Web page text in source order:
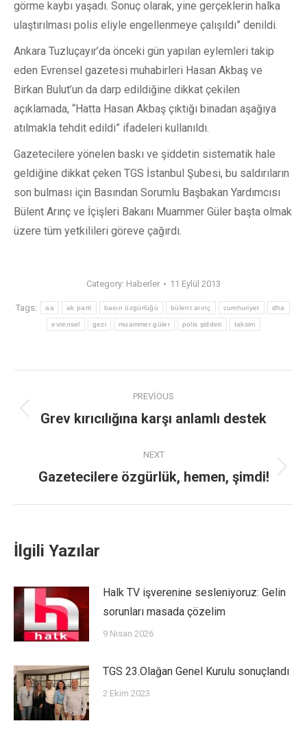
görme kaybı yaşadı. Sonuç olarak, yine gerçeklerin halka
ulaştırılması polis eliyle engellenmeye çalışıldı” denildi.
Ankara Tuzluçayır’da önceki gün yapılan eylemleri takip
eden Evrensel gazetesi muhabirleri Hasan Akbaş ve
Birkan Bulut’un da darp edildiğine dikkat çekilen
açıklamada, “Hatta Hasan Akbaş çıktığı binadan aşağıya
atılmakla tehdit edildi” ifadeleri kullanıldı.
Gazetecilere yönelen baskı ve şiddetin sistematik hale
geldiğine dikkat çeken TGS İstanbul Şubesi, bu saldırıların
son bulması için Basından Sorumlu Başbakan Yardımcısı
Bülent Arınç ve İçişleri Bakanı Muammer Güler başta olmak
üzere tüm yetkilileri göreve çağırdı.
Category: Haberler 11 Eylül 2013
Tags: aa ak parti basın özgürlüğü bülent arınç cumhuriyet dha
evrensel gezi muammer güler polis şiddeti taksim
PREVIOUS
Grev kırıcılığına karşı anlamlı destek
NEXT
Gazetecilere özgürlük, hemen, şimdi!
İlgili Yazılar
Halk TV işverenine sesleniyoruz: Gelin
sorunları masada çözelim
9 Nisan 2026
TGS 23.Olağan Genel Kurulu sonuçlandı
2 Ekim 2023